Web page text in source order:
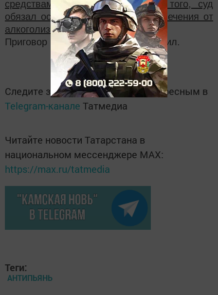
средствами на три года. Кроме того, суд
обязал осужденного пройти курс лечения от
алкоголизма.
Приговор в законную силу не вступил.
Следите за самым важным и интересным в
Telegram-канале Татмедиа
Читайте новости Татарстана в
национальном мессенджере MАХ:
https://max.ru/tatmedia
Теги:
АНТИПЬЯНЬ